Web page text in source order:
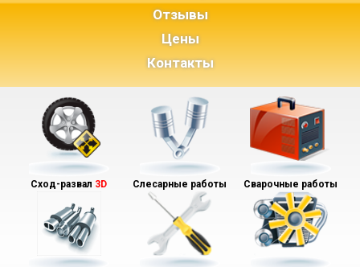
Отзывы
Цены
Контакты
Сход-развал 3D Слесарные работы Сварочные работы